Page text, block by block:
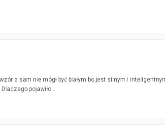
a sam nie mógł być białym bo jest silnym i
pojawiło...